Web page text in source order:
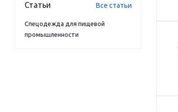
Статьи Все статьи
Спецодежда для пищевой
промышленности